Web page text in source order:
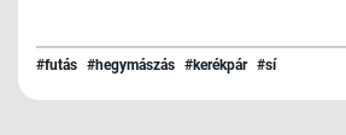
#futás #hegymászás #kerékpár #sí